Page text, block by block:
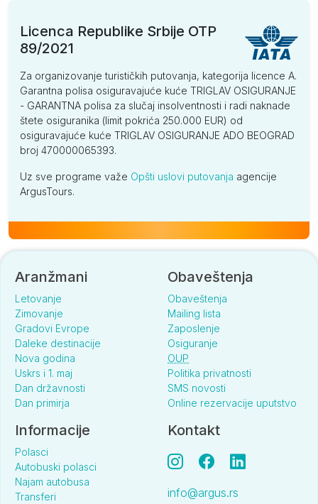
Licenca Republike Srbije OTP
89/2021
Za organizovanje turističkih putovanja, kategorija licence A.
Garantna polisa osiguravajuće kuće TRIGLAV OSIGURANJE
- GARANTNA polisa za slučaj insolventnosti i radi naknade
štete osiguranika (limit pokrića 250.000 EUR) od
osiguravajuće kuće TRIGLAV OSIGURANJE ADO BEOGRAD
broj 470000065393.
Uz sve programe važe Opšti uslovi putovanja agencije
ArgusTours.
Aranžmani
Letovanje
Zimovanje
Gradovi Evrope
Daleke destinacije
Nova godina
Uskrs i 1. maj
Dan državnosti
Dan primirja
Obaveštenja
Obaveštenja
Mailing lista
Zaposlenje
Osiguranje
OUP
Politika privatnosti
SMS novosti
Online rezervacije uputstvo
Informacije
Polasci
Autobuski polasci
Najam autobusa
Transferi
Kontakt
info@argus.rs